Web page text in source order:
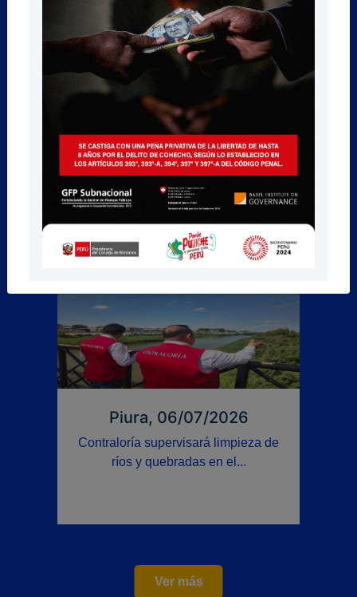
Piura, 07/07/2026
Piura: Contraloría alerta riesgo en
contratación de obra del...
Piura, 06/07/2026
Contraloría supervisará limpieza de
ríos y quebradas en el...
Ver más